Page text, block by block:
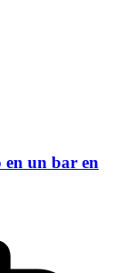
en un bar en